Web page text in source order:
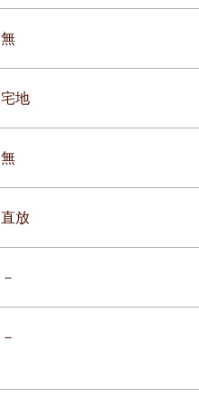
無
宅地
無
直放
－
－